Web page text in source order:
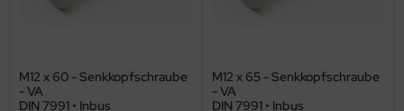
M12 x 60 - Senkkopfschraube
- VA
DIN 7991 • Inbus
M12 x 65 - Senkkopfschraube
- VA
DIN 7991 • Inbus